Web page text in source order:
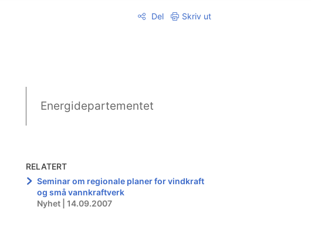
Del Skriv ut
Energidepartementet
RELATERT
Seminar om regionale planer for vindkraft
og små vannkraftverk
Nyhet | 14.09.2007